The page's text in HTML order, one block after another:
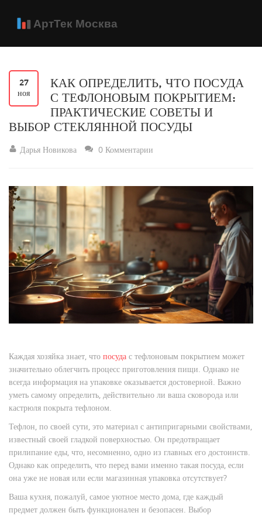
27
ноя
КАК ОПРЕДЕЛИТЬ, ЧТО ПОСУДА
С ТЕФЛОНОВЫМ ПОКРЫТИЕМ:
ПРАКТИЧЕСКИЕ СОВЕТЫ И
ВЫБОР СТЕКЛЯННОЙ ПОСУДЫ
Дарья Новикова 0 Комментарии
Каждая хозяйка знает, что посуда с тефлоновым покрытием может
значительно облегчить процесс приготовления пищи. Однако не
всегда информация на упаковке оказывается достоверной. Важно
уметь самому определить, действительно ли ваша сковорода или
кастрюля покрыта тефлоном.
Тефлон, по своей сути, это материал с антипригарными свойствами,
известный своей гладкой поверхностью. Он предотвращает
прилипание еды, что, несомненно, одно из главных его достоинств.
Однако как определить, что перед вами именно такая посуда, если
она уже не новая или если магазинная упаковка отсутствует?
Ваша кухня, пожалуй, самое уютное место дома, где каждый
предмет должен быть функционален и безопасен. Выбор